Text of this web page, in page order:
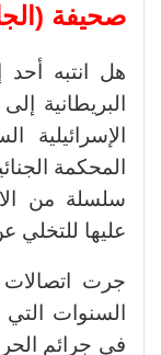
صحيفة
هل انتبه
البريطانية
المحكمة
سلسلة من
عليها
جرت
السنوات
في جرائم